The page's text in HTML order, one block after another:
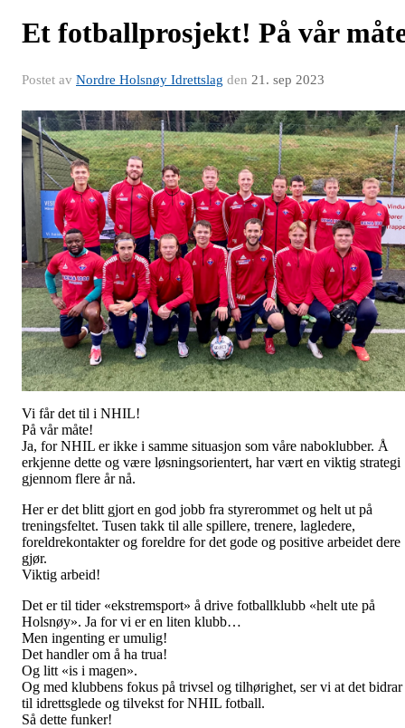
Et fotballprosjekt! På vår
Postet av Nordre Holsnøy Idrettslag den 21. sep 2023
Vi får det til i NHIL!
På vår måte!
Ja, for NHIL er ikke i samme situasjon som våre naboklubber. Å
erkjenne dette og være løsningsorientert, har vært en viktig strategi
gjennom flere år nå.
Her er det blitt gjort en god jobb fra styrerommet og helt ut på
treningsfeltet. Tusen takk til alle spillere, trenere, lagledere,
foreldrekontakter og foreldre for det gode og positive arbeidet dere
gjør.
Viktig arbeid!
Det er til tider «ekstremsport» å drive fotballklubb «helt ute på
Holsnøy». Ja for vi er en liten klubb…
Men ingenting er umulig!
Det handler om å ha trua!
Og litt «is i magen».
Og med klubbens fokus på trivsel og tilhørighet, ser vi at det bidrar
til idrettsglede og tilvekst for NHIL fotball.
Så dette funker!